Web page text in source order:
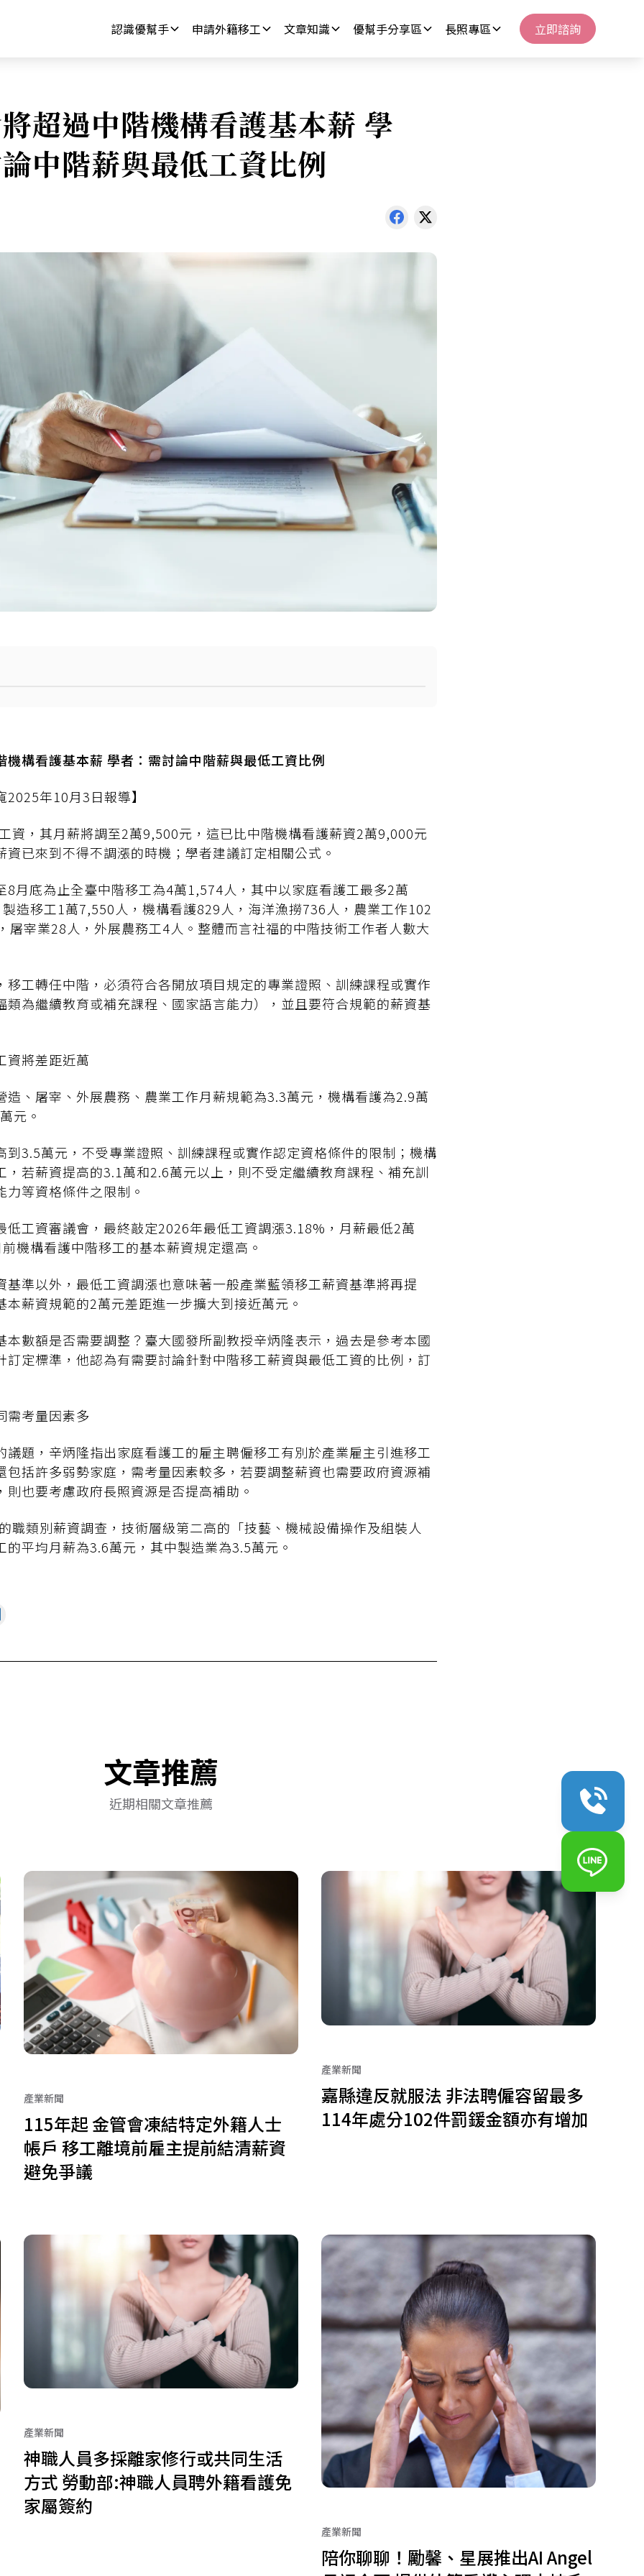
認識優幫手 申請外籍移工 文章知識 優幫手分享區 長照專區 立即諮詢
超過中階機構看護基本薪 學
中階薪與最低工資比例
機構看護基本薪 學者：需討論中階薪與最低工資比例
年10月3日報導】
資，其月薪將調至2萬9,500元，這已比中階機構看護薪資2萬9,000元
資已來到不得不調漲的時機；學者建議訂定相關公式。
8月底為止全臺中階移工為4萬1,574人，其中以家庭看護工最多2萬
造移工1萬7,550人，機構看護829人，海洋漁撈736人，農業工作102
屠宰業28人，外展農務工4人。整體而言社福的中階技術工作者人數大
移工轉任中階，必須符合各開放項目規定的專業證照、訓練課程或實作
類為繼續教育或補充課程、國家語言能力），並且要符合規範的薪資基
資將差距近萬
造、屠宰、外展農務、農業工作月薪規範為3.3萬元，機構看護為2.9萬
元。
到3.5萬元，不受專業證照、訓練課程或實作認定資格條件的限制；機構
，若薪資提高的3.1萬和2.6萬元以上，則不受定繼續教育課程、補充訓
等資格條件之限制。
低工資審議會，最終敲定2026年最低工資調漲3.18%，月薪最低2萬
機構看護中階移工的基本薪資規定還高。
基準以外，最低工資調漲也意味著一般產業藍領移工薪資基準將再提
本薪資規範的2萬元差距進一步擴大到接近萬元。
本數額是否需要調整？臺大國發所副教授辛炳隆表示，過去是參考本國
訂定標準，他認為有需要討論針對中階移工薪資與最低工資的比例，訂
需考量因素多
議題，辛炳隆指出家庭看護工的雇主聘僱移工有別於產業雇主引進移工
包括許多弱勢家庭，需考量因素較多，若要調整薪資也需要政府資源補
則也要考慮政府長照資源是否提高補助。
職類別薪資調查，技術層級第二高的「技藝、機械設備操作及組裝人
的平均月薪為3.6萬元，其中製造業為3.5萬元。
文章推薦
近期相關文章推薦
產業新聞
115年起 金管會凍結特定外籍人士
帳戶 移工離境前雇主提前結清薪資
避免爭議
產業新聞
嘉縣違反就服法 非法聘僱容留最多
114年處分102件罰鍰金額亦有增加
產業新聞
神職人員多採離家修行或共同生活
方式 勞動部:神職人員聘外籍看護免
家屬簽約
產業新聞
陪你聊聊！勵馨、星展推出AI Angel